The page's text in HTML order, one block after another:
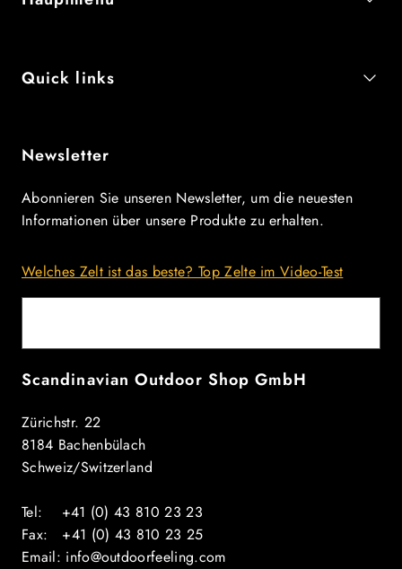
Quick links
Newsletter
Abonnieren Sie unseren Newsletter, um die neuesten
Informationen über unsere Produkte zu erhalten.
Welches Zelt ist das beste? Top Zelte im Video-Test
Scandinavian Outdoor Shop GmbH
Zürichstr. 22
8184 Bachenbülach
Schweiz/Switzerland
Tel: +41 (0) 43 810 23 23
Fax: +41 (0) 43 810 23 25
Email: info@outdoorfeeling.com